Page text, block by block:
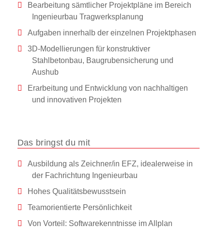
Bearbeitung sämtlicher Projektpläne im Bereich
Ingenieurbau Tragwerksplanung
Aufgaben innerhalb der einzelnen Projektphasen
3D-Modellierungen für konstruktiver
Stahlbetonbau, Baugrubensicherung und
Aushub
Erarbeitung und Entwicklung von nachhaltigen
und innovativen Projekten
Das bringst du mit
Ausbildung als Zeichner/in EFZ, idealerweise in
der Fachrichtung Ingenieurbau
Hohes Qualitätsbewusstsein
Teamorientierte Persönlichkeit
Von Vorteil: Softwarekenntnisse im Allplan